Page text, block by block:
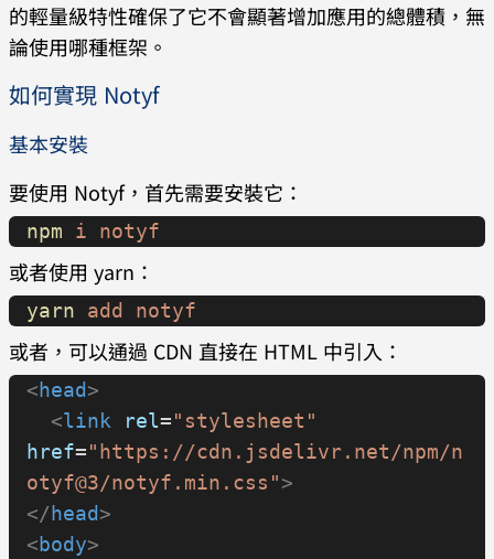
的輕量級特性確保了它不會顯著增加應用的總體積，無
論使用哪種框架。
如何實現 Notyf
基本安裝
要使用 Notyf，首先需要安裝它：
npm i notyf
或者使用 yarn：
yarn add notyf
或者，可以通過 CDN 直接在 HTML 中引入：
<head>
  <
link rel="stylesheet"
href="https://cdn.jsdelivr.net/npm/n
otyf@3/notyf.min.css">
</head>
<body>